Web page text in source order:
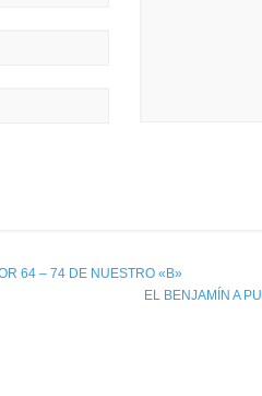
64 – 74 DE NUESTRO «B»
EL BENJAMÍN A